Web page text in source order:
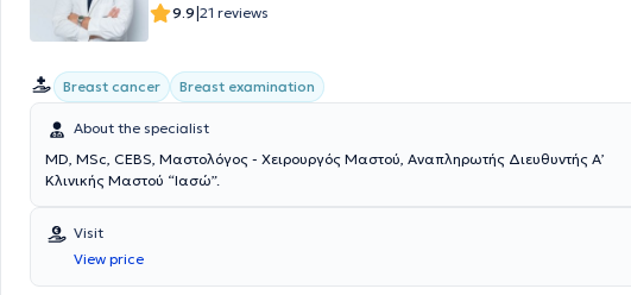
9.9|21 reviews
Breast cancer Breast examination
About the specialist
MD, MSc, CEBS, Μαστολόγος - Χειρουργός Μαστού, Αναπληρωτής Διευθυντής Α’
Κλινικής Μαστού “Ιασώ”.
Visit
View price